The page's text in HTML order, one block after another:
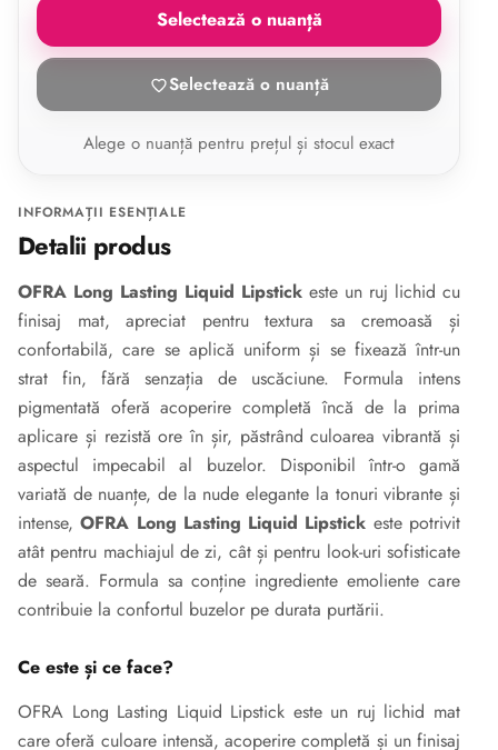
Selectează o nuanță
Selectează o nuanță
Alege o nuanță pentru prețul și stocul exact
INFORMAȚII ESENȚIALE
Detalii produs
OFRA Long Lasting Liquid Lipstick este un ruj lichid cu
finisaj mat, apreciat pentru textura sa cremoasă și
confortabilă, care se aplică uniform și se fixează într-un
strat fin, fără senzația de uscăciune. Formula intens
pigmentată oferă acoperire completă încă de la prima
aplicare și rezistă ore în șir, păstrând culoarea vibrantă și
aspectul impecabil al buzelor. Disponibil într-o gamă
variată de nuanțe, de la nude elegante la tonuri vibrante și
intense,OFRA Long Lasting Liquid Lipstick este potrivit
atât pentru machiajul de zi, cât și pentru look-uri sofisticate
de seară. Formula sa conține ingrediente emoliente care
contribuie la confortul buzelor pe durata purtării.
Ce este și ce face?
OFRA Long Lasting Liquid Lipstick este un ruj lichid mat
care oferă culoare intensă, acoperire completă și un finisaj